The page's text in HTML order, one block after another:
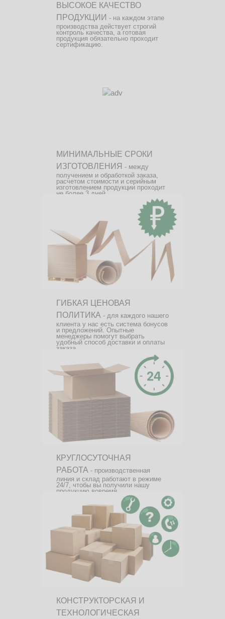
ВЫСОКОЕ КАЧЕСТВО
ПРОДУКЦИИ - на каждом этапе
производства действует строгий
контроль качества, а готовая
продукция обязательно проходит
сертификацию.
МИНИМАЛЬНЫЕ СРОКИ
ИЗГОТОВЛЕНИЯ - между
получением и обработкой заказа,
расчетом стоимости и серийным
изготовлением продукции проходит
не более 3 дней.
ГИБКАЯ ЦЕНОВАЯ
ПОЛИТИКА - для каждого нашего
клиента у нас есть система бонусов
и предложений. Опытные
менеджеры помогут выбрать
удобный способ доставки и оплаты
заказа.
КРУГЛОСУТОЧНАЯ
РАБОТА - производственная
линия и склад работают в режиме
24/7, чтобы вы получили нашу
продукцию вовремя.
КОНСТРУКТОРСКАЯ И
ТЕХНОЛОГИЧЕСКАЯ